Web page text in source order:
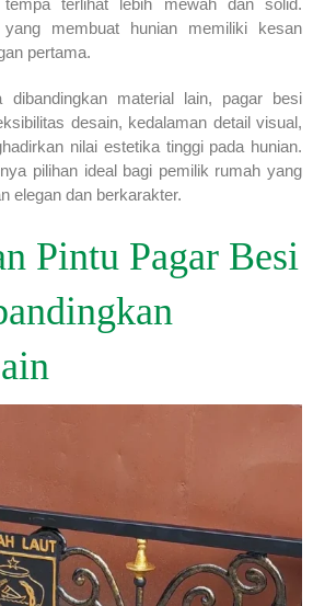
membuat hunian memiliki kesan
pertama.
dibandingkan material lain, pagar besi
desain, kedalaman detail visual,
nilai estetika tinggi pada hunian.
pilihan ideal bagi pemilik rumah yang
elegan dan berkarakter.
Pintu Pagar Besi